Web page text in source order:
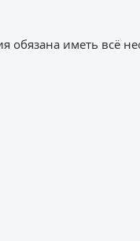
обязана иметь всё